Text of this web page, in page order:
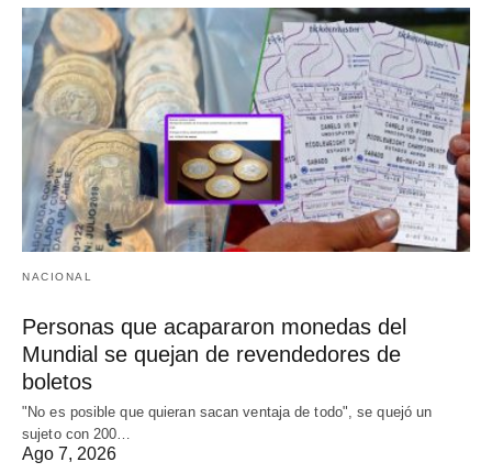
NACIONAL
Personas que acapararon monedas del
Mundial se quejan de revendedores de
boletos
"No es posible que quieran sacan ventaja de todo", se quejó un
sujeto con 200…
Ago 7, 2026